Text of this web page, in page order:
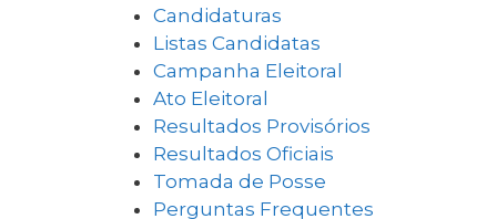
Candidaturas
Listas Candidatas
Campanha Eleitoral
Ato Eleitoral
Resultados Provisórios
Resultados Oficiais
Tomada de Posse
Perguntas Frequentes